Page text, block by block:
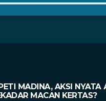
MADINA, AKSI NYATA
MACAN KERTAS?